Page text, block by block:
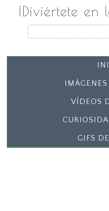
¡Diviértete
VÍDEOS
GIFS